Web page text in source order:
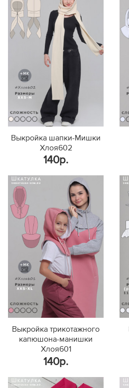
Выкройка шапки-Мишки
Хлоя602
140р.
Выкройка трикотажного
капюшона-манишки
Хлоя601
140р.